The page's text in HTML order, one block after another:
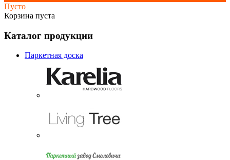
Пусто
Корзина пуста
Каталог продукции
Паркетная доска